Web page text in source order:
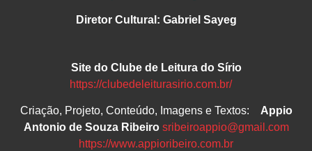
Diretor Cultural: Gabriel Sayeg
Site do Clube de Leitura do Sírio
https://clubedeleiturasirio.com.br/
Criação, Projeto, Conteúdo, Imagens e Textos: Appio
Antonio de Souza Ribeiro sribeiroappio@gmail.com
https://www.appioribeiro.com.br